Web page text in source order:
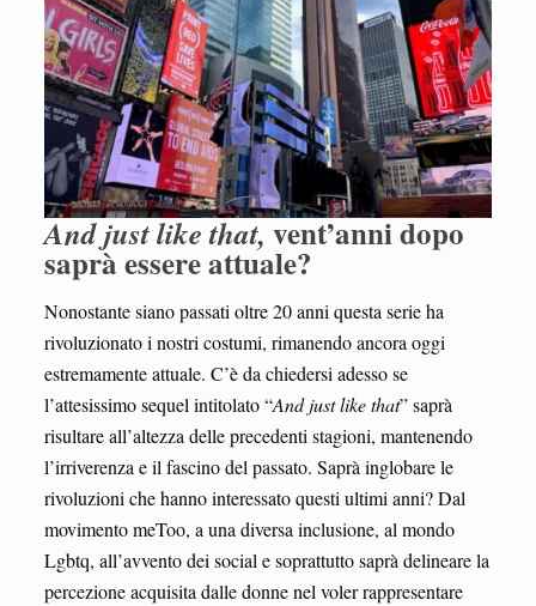
And just like that, vent’anni dopo
saprà essere attuale?
Nonostante siano passati oltre 20 anni questa serie ha
rivoluzionato i nostri costumi, rimanendo ancora oggi
estremamente attuale. C’è da chiedersi adesso se
l’attesissimo sequel intitolato “And just like that” saprà
risultare all’altezza delle precedenti stagioni, mantenendo
l’irriverenza e il fascino del passato. Saprà inglobare le
rivoluzioni che hanno interessato questi ultimi anni? Dal
movimento meToo, a una diversa inclusione, al mondo
Lgbtq, all’avvento dei social e soprattutto saprà delineare la
percezione acquisita dalle donne nel voler rappresentare